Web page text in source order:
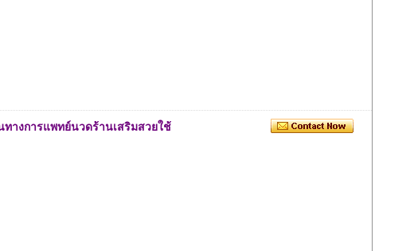
างการแพทย์นวดร้านเสริมสวยใช้